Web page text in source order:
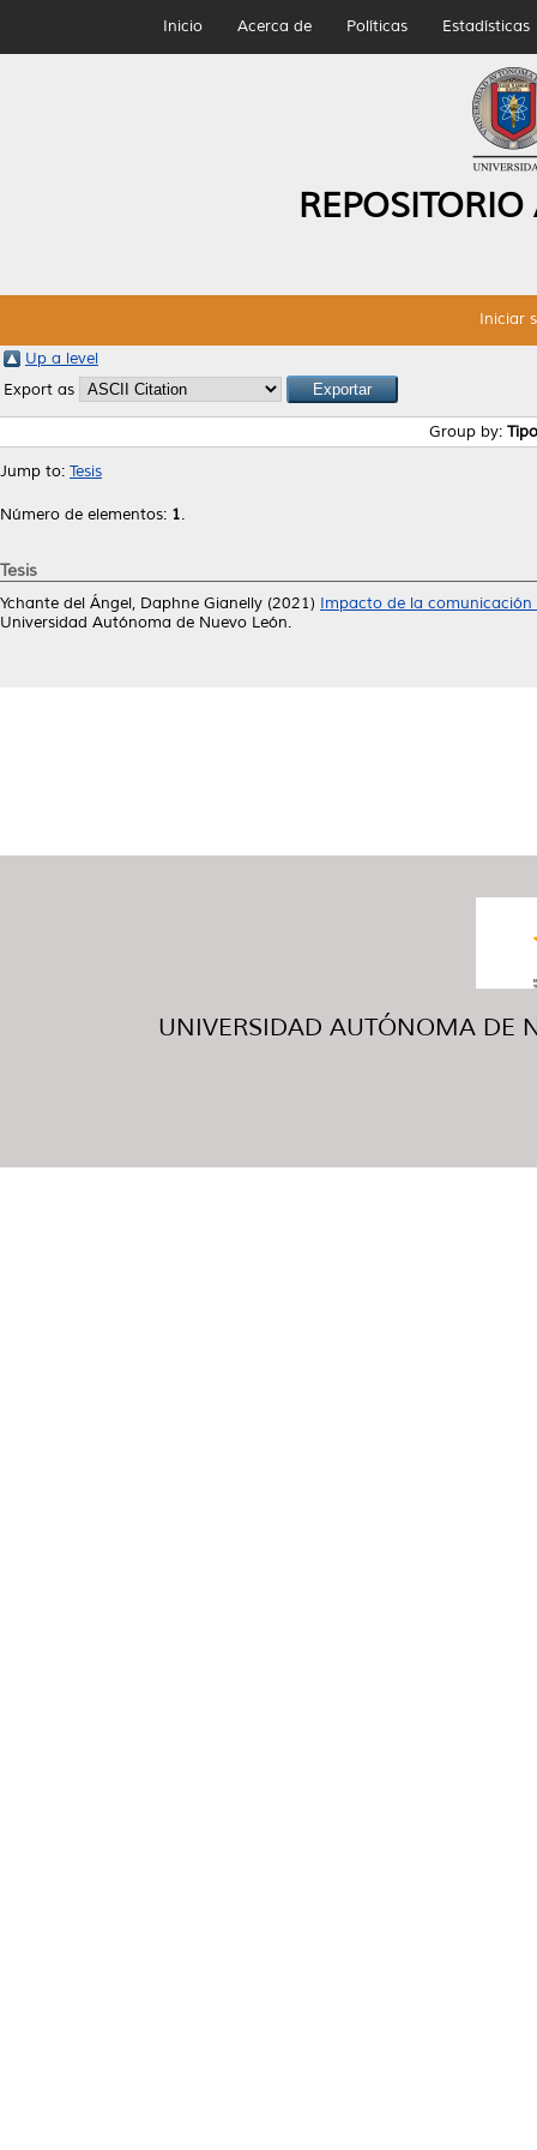
Inicio Acerca de Políticas Estadísticas
Iniciar
Up a level
Export as
Group by:
Jump to: Tesis
Número de elementos: 1.
Tesis
Ychante del Ángel, Daphne Gianelly (2021) Impacto de la comunicación
Universidad Autónoma de Nuevo León.
UNIVERSIDAD AUTÓNOMA DE